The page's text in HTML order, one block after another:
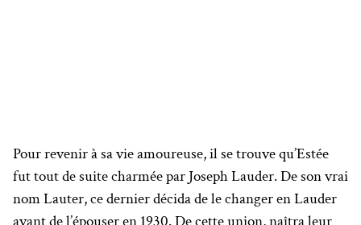
Pour revenir à sa vie amoureuse, il se trouve qu’Estée
fut tout de suite charmée par Joseph Lauder. De son vrai
nom Lauter, ce dernier décida de le changer en Lauder